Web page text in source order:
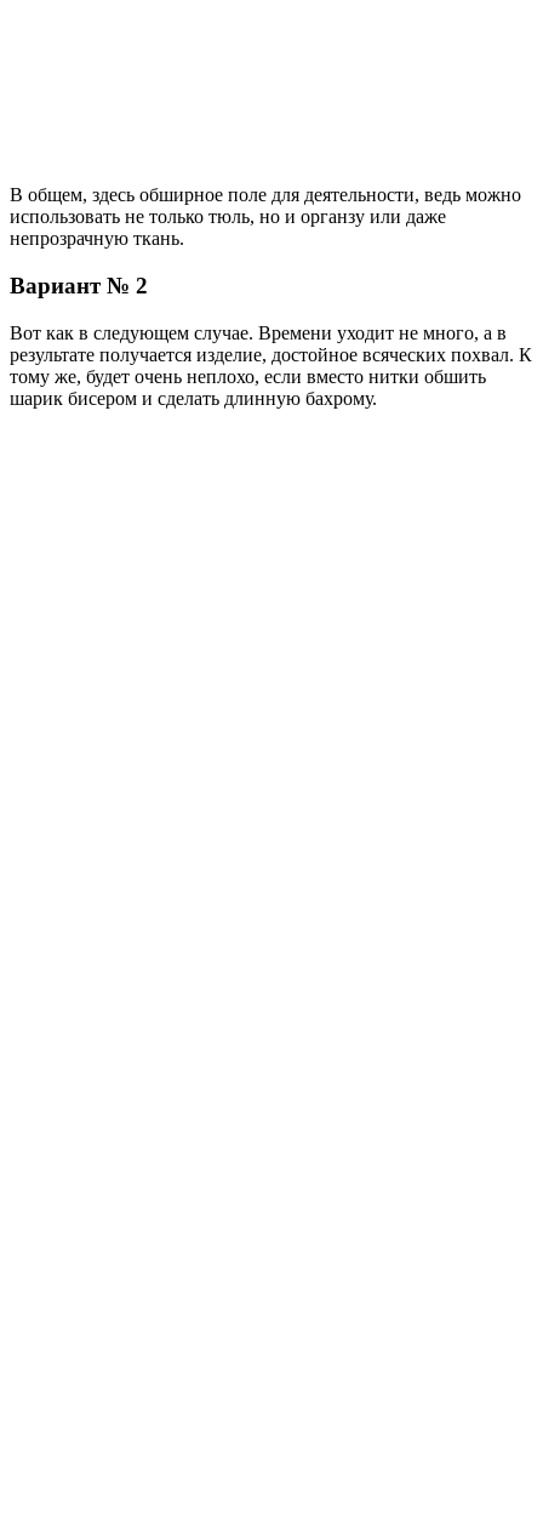
В общем, здесь обширное поле для деятельности, ведь можно
использовать не только тюль, но и органзу или даже
непрозрачную ткань.
Вариант № 2
Вот как в следующем случае. Времени уходит не много, а в
результате получается изделие, достойное всяческих похвал. К
тому же, будет очень неплохо, если вместо нитки обшить
шарик бисером и сделать длинную бахрому.